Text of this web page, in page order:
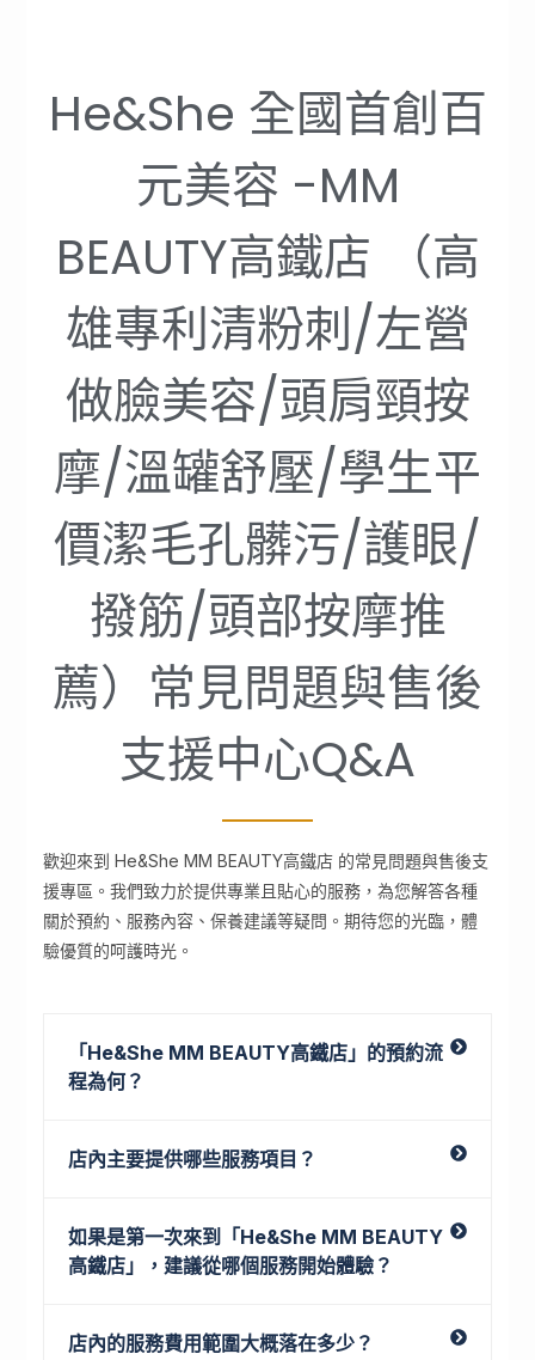
He&She 全國首創百
元美容 -MM
BEAUTY高鐵店 （高
雄專利清粉刺/左營
做臉美容/頭肩頸按
摩/溫罐舒壓/學生平
價潔毛孔髒污/護眼/
撥筋/頭部按摩推
薦）常見問題與售後
支援中心Q&A
歡迎來到 He&She MM BEAUTY高鐵店 的常見問題與售後支
援專區。我們致力於提供專業且貼心的服務，為您解答各種
關於預約、服務內容、保養建議等疑問。期待您的光臨，體
驗優質的呵護時光。
「He&She MM BEAUTY高鐵店」的預約流
程為何？
店內主要提供哪些服務項目？
如果是第一次來到「He&She MM BEAUTY
高鐵店」，建議從哪個服務開始體驗？
店內的服務費用範圍大概落在多少？